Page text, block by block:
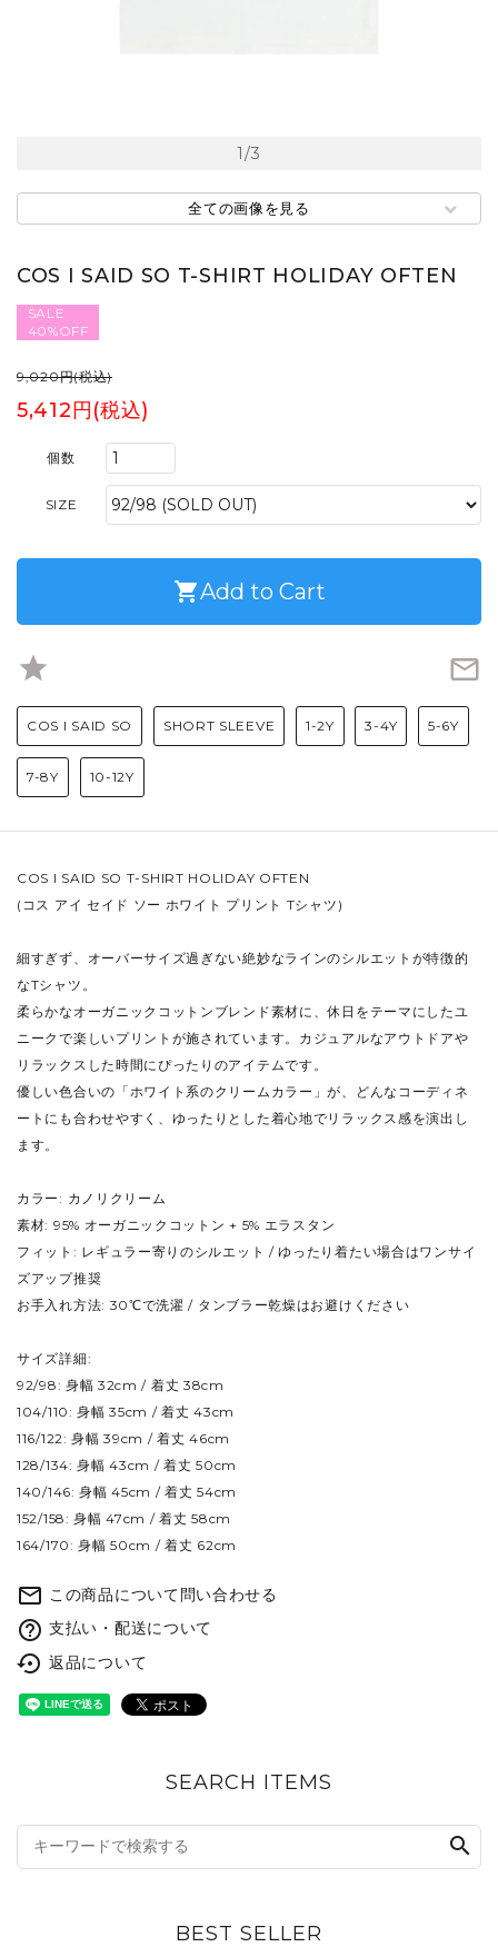
1/3
全ての画像を見る
COS I SAID SO T-SHIRT HOLIDAY OFTEN
SALE
40%OFF
9,020円(税込)
5,412円(税込)
個数
SIZE
shopping_cartAdd to Cart
star mail_outline
COS I SAID SO SHORT SLEEVE 1-2Y 3-4Y 5-6Y
7-8Y 10-12Y
COS I SAID SO T-SHIRT HOLIDAY OFTEN
(コス アイ セイド ソー ホワイト プリント Tシャツ)
細すぎず、オーバーサイズ過ぎない絶妙なラインのシルエットが特徴的
なTシャツ。
柔らかなオーガニックコットンブレンド素材に、休日をテーマにしたユ
ニークで楽しいプリントが施されています。カジュアルなアウトドアや
リラックスした時間にぴったりのアイテムです。
優しい色合いの「ホワイト系のクリームカラー」が、どんなコーディネ
ートにも合わせやすく、ゆったりとした着心地でリラックス感を演出し
ます。
カラー: カノリクリーム
素材: 95% オーガニックコットン + 5% エラスタン
フィット: レギュラー寄りのシルエット / ゆったり着たい場合はワンサイ
ズアップ推奨
お手入れ方法: 30℃で洗濯 / タンブラー乾燥はお避けください
サイズ詳細:
92/98: 身幅 32cm / 着丈 38cm
104/110: 身幅 35cm / 着丈 43cm
116/122: 身幅 39cm / 着丈 46cm
128/134: 身幅 43cm / 着丈 50cm
140/146: 身幅 45cm / 着丈 54cm
152/158: 身幅 47cm / 着丈 58cm
164/170: 身幅 50cm / 着丈 62cm
mail_outline この商品について問い合わせる
help_outline 支払い・配送について
settings_backup_restore 返品について
SEARCH ITEMS
search
BEST SELLER